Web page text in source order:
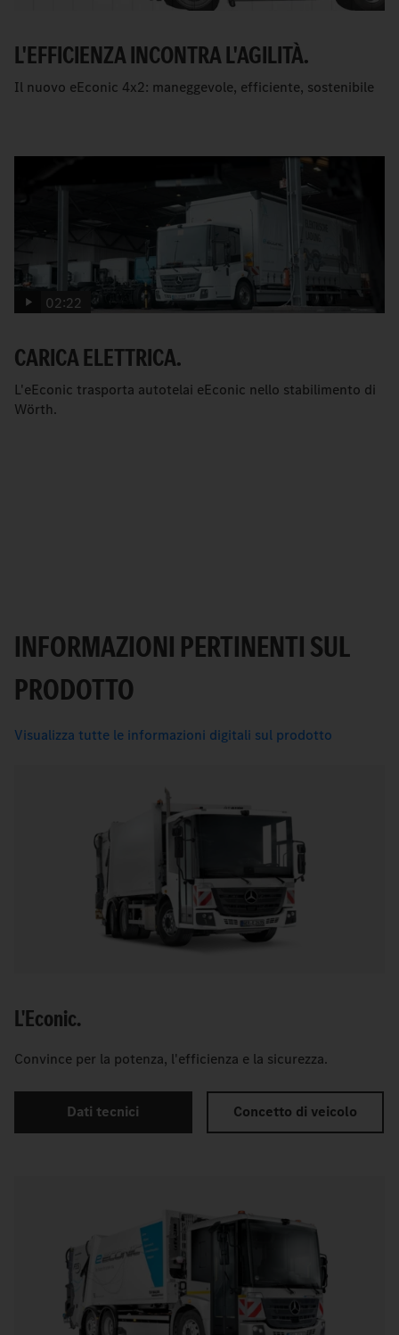
L'EFFICIENZA INCONTRA L'AGILITÀ.
Il nuovo eEconic 4x2: maneggevole, efficiente, sostenibile
02:22
CARICA ELETTRICA.
L'eEconic trasporta autotelai eEconic nello stabilimento di
Wörth.
INFORMAZIONI PERTINENTI SUL
PRODOTTO
Visualizza tutte le informazioni digitali sul prodotto
L'Econic.
Convince per la potenza, l'efficienza e la sicurezza.
Dati tecnici Concetto di veicolo